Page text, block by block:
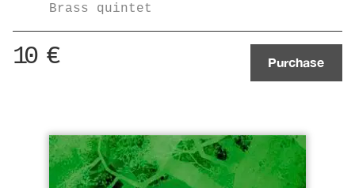
Brass quintet
10 € Purchase